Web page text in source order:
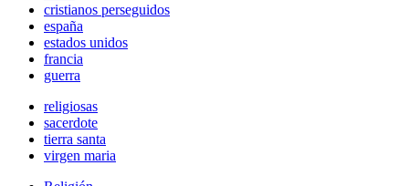
cristianos perseguidos
españa
estados unidos
francia
guerra
religiosas
sacerdote
tierra santa
virgen maria